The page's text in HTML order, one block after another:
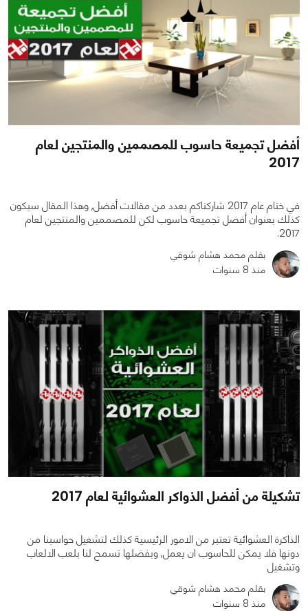
4203
أفضل تجميعة حاسوب للمصممين والمنتجين لعام
2017
في ختام عام 2017 شاركناكم بعدد من مقالات أفضل, وهذا المقال سيكون
كذلك بعنوان أفضل تجميعة حاسوب لكن للمصممين والمنتجين لعام
2017.
بقلم محمد هشام شوقي
منذ 8 سنوات
تشكيلة من أفضل الذواكر العشوائية لعام 2017
الذاكرة العشوائية تعتبر من الامور الرئيسية كذلك لتشغيل حواسبنا من
دونها فلا يمكن للحاسوب ان يعمل, وبفضلها تسمح لنا بلعب الالعاب
وتشغيل
بقلم محمد هشام شوقي
منذ 8 سنوات